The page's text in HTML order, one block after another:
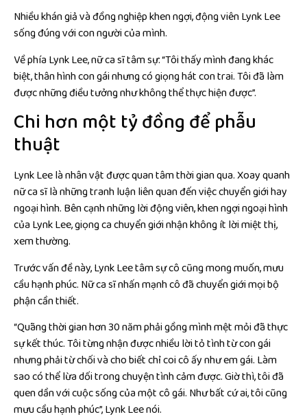
Nhiều khán giả và đồng nghiệp khen ngợi, động viên Lynk Lee
sống đúng với con người của mình.
Về phía Lynk Lee, nữ ca sĩ tâm sự: “Tôi thấy mình đang khác
biệt, thân hình con gái nhưng có giọng hát con trai. Tôi đã làm
được những điều tưởng như không thể thực hiện được”.
Chi hơn một tỷ đồng để phẫu
thuật
Lynk Lee là nhân vật được quan tâm thời gian qua. Xoay quanh
nữ ca sĩ là những tranh luận liên quan đến việc chuyển giới hay
ngoại hình. Bên cạnh những lời động viên, khen ngợi ngoại hình
của Lynk Lee, giọng ca chuyển giới nhận không ít lời miệt thị,
xem thường.
Trước vấn đề này, Lynk Lee tâm sự cô cũng mong muốn, mưu
cầu hạnh phúc. Nữ ca sĩ nhấn mạnh cô đã chuyển giới mọi bộ
phận cần thiết.
“Quãng thời gian hơn 30 năm phải gồng mình mệt mỏi đã thực
sự kết thúc. Tôi từng nhận được nhiều lời tỏ tình từ con gái
nhưng phải từ chối và cho biết chỉ coi cô ấy như em gái. Làm
sao có thể lừa dối trong chuyện tình cảm được. Giờ thì, tôi đã
quen dần với cuộc sống của một cô gái. Như bất cứ ai, tôi cũng
mưu cầu hạnh phúc”, Lynk Lee nói.